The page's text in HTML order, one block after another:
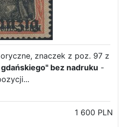
znaczek z poz. 97 z
bez nadruku -
1 600 PLN